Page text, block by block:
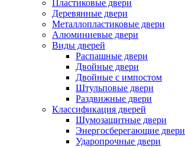
Пластиковые двери
Деревянные двери
Металлопластиковые двери
Алюминиевые двери
Виды дверей
Распашные двери
Двойные двери
Двойные с импостом
Штульповые двери
Раздвижные двери
Классификация дверей
Шумозащитные двери
Энергосберегающие двери
Ударопрочные двери